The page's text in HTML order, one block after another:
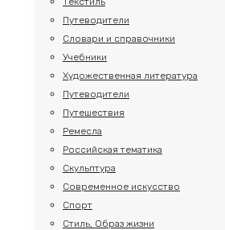
Путеводители
Словари и справочники
Учебники
Художественная литература
Путеводители
Путешествия
Ремесла
Российская тематика
Скульптура
Современное искусство
Спорт
Стиль, Образ жизни